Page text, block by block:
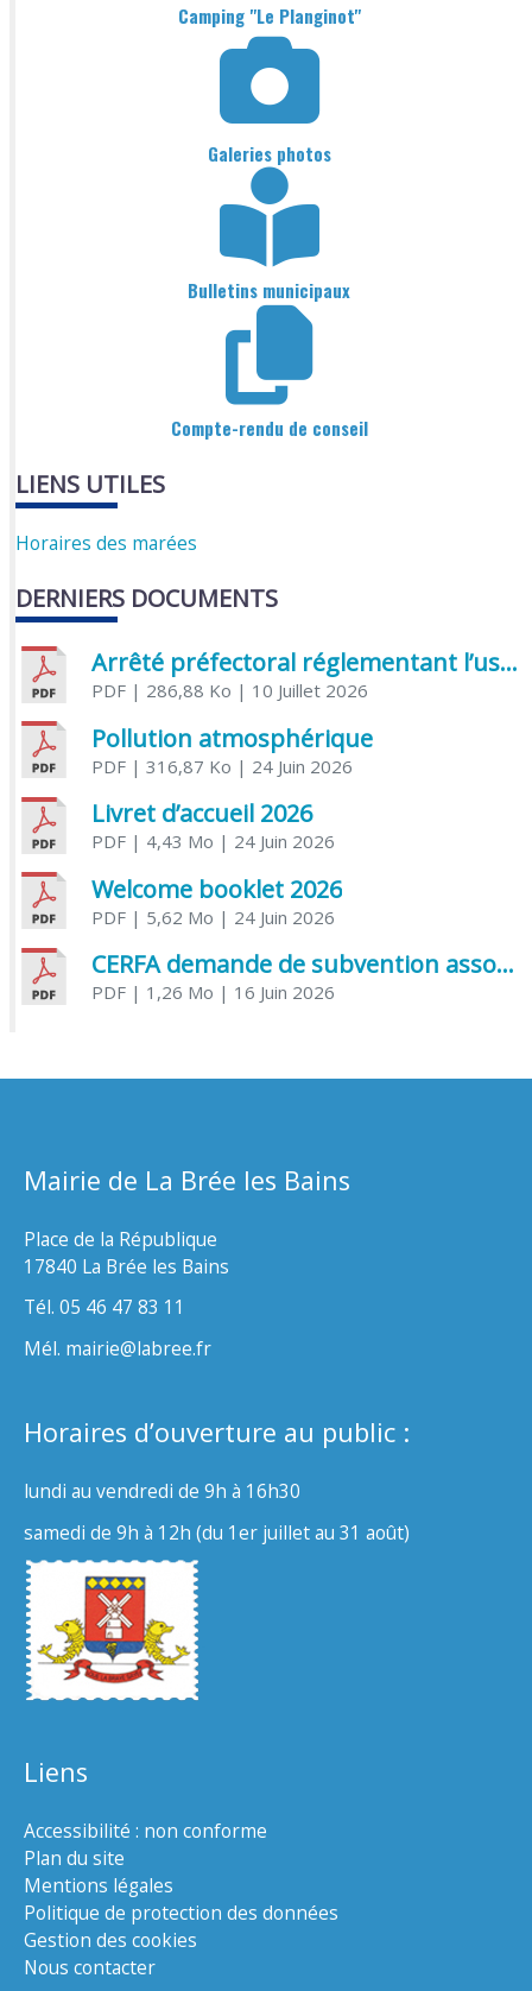
Camping "Le Planginot"
Galeries photos
Bulletins municipaux
Compte-rendu de conseil
LIENS UTILES
Horaires des marées
DERNIERS DOCUMENTS
Arrêté préfectoral réglementant l’usage de l’eau
PDF| 286,88 Ko | 10 Juillet 2026
Pollution atmosphérique
PDF| 316,87 Ko | 24 Juin 2026
Livret d’accueil 2026
PDF| 4,43 Mo | 24 Juin 2026
Welcome booklet 2026
PDF| 5,62 Mo | 24 Juin 2026
CERFA demande de subvention association
PDF| 1,26 Mo | 16 Juin 2026
Mairie de La Brée les Bains
Place de la République
17840 La Brée les Bains
Tél. 05 46 47 83 11
Mél. mairie@labree.fr
Horaires d’ouverture au public :
lundi au vendredi de 9h à 16h30
samedi de 9h à 12h (du 1er juillet au 31 août)
Liens
Accessibilité : non conforme
Plan du site
Mentions légales
Politique de protection des données
Gestion des cookies
Nous contacter